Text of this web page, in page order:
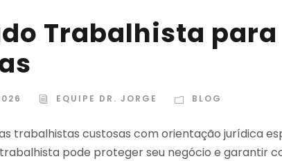
Trabalhista para
EQUIPE DR. JORGE BLOG
trabalhistas custosas com orientação jurídica
pode proteger seu negócio e garantir